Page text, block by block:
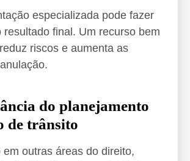
especializada pode fazer
resultado final. Um recurso bem
riscos e aumenta as
do planejamento
de trânsito
em outras áreas do direito,